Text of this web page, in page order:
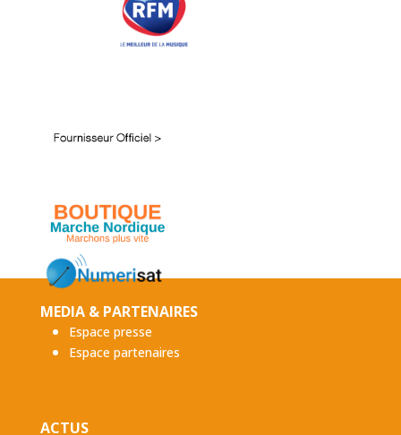
MEDIA & PARTENAIRES
Espace presse
Espace partenaires
ACTUS